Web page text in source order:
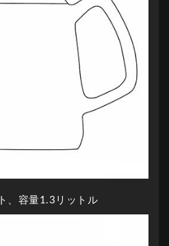
、容量1.3リットル